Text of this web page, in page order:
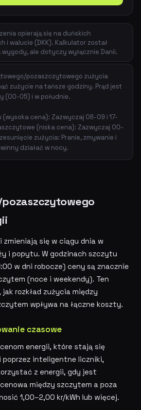
opierają się na duńskich
i walucie (DKK). Kalkulator został
ale dotyczy wyłącznie Danii.
pozaszczytowego zużycia
zużycie na tańsze godziny. Prąd jest
(00-05) i w południe.
cena): Zazwyczaj 06-09 i 17-
(niska cena): Zazwyczaj 00-
zużycia: Pranie, zmywanie i
działać w nocy.
zmieniają się w ciągu dnia w
i popytu. W godzinach szczytu
w dni robocze) ceny są znacznie
(noce i weekendy). Ten
rozkład zużycia między
wpływa na łączne koszty.
czasowe
energii, które stają się
poprzez inteligentne liczniki,
z energii, gdy jest
między szczytem a poza
1,00–2,00 kr/kWh lub więcej.